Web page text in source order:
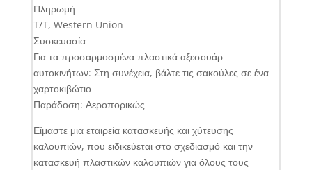
Πληρωμή
T/T, Western Union
Συσκευασία
Για τα προσαρμοσμένα πλαστικά αξεσουάρ
αυτοκινήτων: Στη συνέχεια, βάλτε τις σακούλες σε ένα
χαρτοκιβώτιο
Παράδοση: Αεροπορικώς
Είμαστε μια εταιρεία κατασκευής και χύτευσης
καλουπιών, που ειδικεύεται στο σχεδιασμό και την
κατασκευή πλαστικών καλουπιών για όλους τους